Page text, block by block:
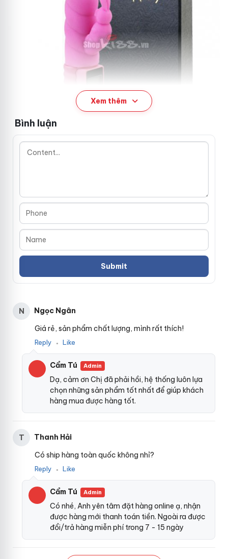
Xem thêm
Bình luận
N
Ngọc Ngân
Giá rẻ, sản phẩm chất lượng, mình rất thích!
Reply ● Like
Cẩm Tú Admin
Dạ, cảm ơn Chị đã phải hồi, hệ thống luôn lựa
chọn những sản phẩm tốt nhất để giúp khách
hàng mua được hàng tốt.
T
Thanh Hải
Có ship hàng toàn quốc không nhỉ?
Reply ● Like
Cẩm Tú Admin
Có nhé, Anh yên tâm đặt hàng online ạ, nhận
được hàng mới thanh toán tiền. Ngoài ra được
đổi/trả hàng miễn phí trong 7 - 15 ngày